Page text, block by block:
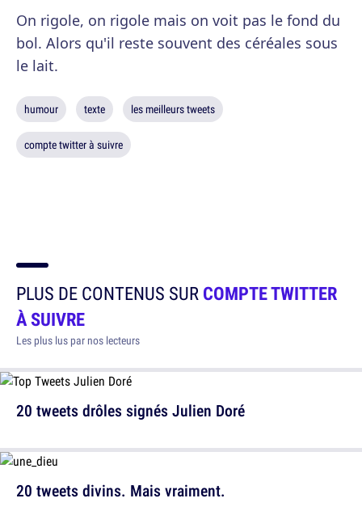
On rigole, on rigole mais on voit pas le fond du
bol. Alors qu'il reste souvent des céréales sous
le lait.
humour texte les meilleurs tweets
compte twitter à suivre
PLUS DE CONTENUS SURCOMPTE TWITTER
À SUIVRE
Les plus lus par nos lecteurs
20 tweets drôles signés Julien Doré
20 tweets divins. Mais vraiment.